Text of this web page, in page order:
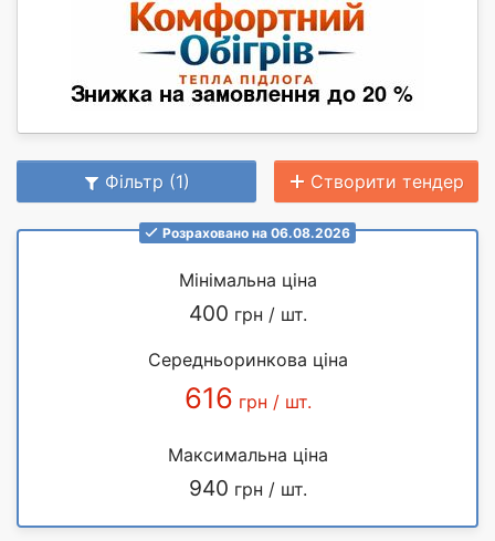
Фільтр (1) Створити тендер
Розраховано на 06.08.2026
Мінімальна ціна
400 грн / шт.
Середньоринкова ціна
616 грн / шт.
Максимальна ціна
940 грн / шт.